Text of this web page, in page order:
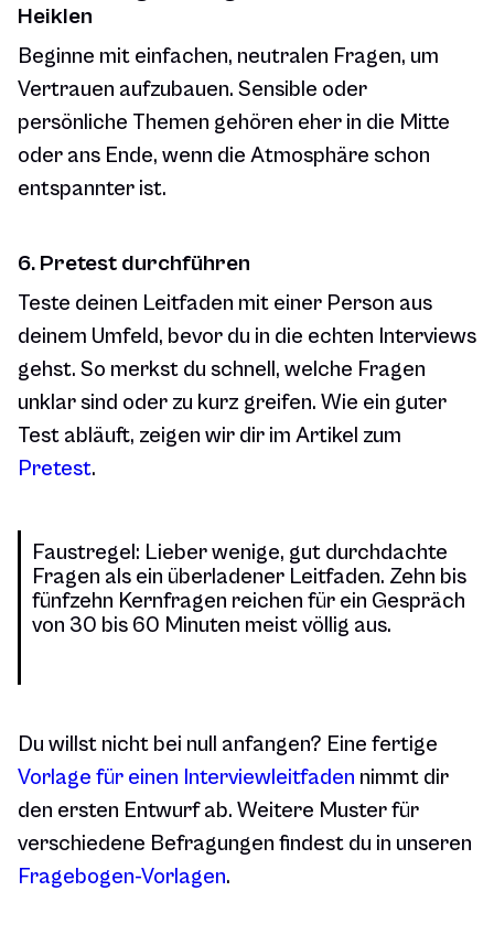
Heiklen
Beginne mit einfachen, neutralen Fragen, um
Vertrauen aufzubauen. Sensible oder
persönliche Themen gehören eher in die Mitte
oder ans Ende, wenn die Atmosphäre schon
entspannter ist.
6. Pretest durchführen
Teste deinen Leitfaden mit einer Person aus
deinem Umfeld, bevor du in die echten Interviews
gehst. So merkst du schnell, welche Fragen
unklar sind oder zu kurz greifen. Wie ein guter
Test abläuft, zeigen wir dir im Artikel zum
Pretest.
Faustregel: Lieber wenige, gut durchdachte
Fragen als ein überladener Leitfaden. Zehn bis
fünfzehn Kernfragen reichen für ein Gespräch
von 30 bis 60 Minuten meist völlig aus.
Du willst nicht bei null anfangen? Eine fertige
Vorlage für einen Interviewleitfaden nimmt dir
den ersten Entwurf ab. Weitere Muster für
verschiedene Befragungen findest du in unseren
Fragebogen-Vorlagen.